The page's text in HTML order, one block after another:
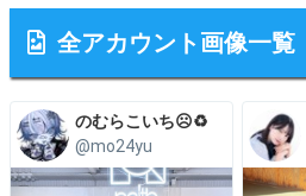
全アカウント画像一覧
のむらこいち☹️♻️
@mo24yu